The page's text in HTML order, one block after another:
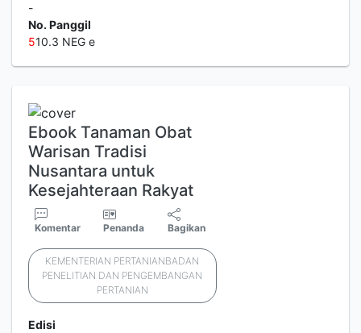
-
No. Panggil
510.3 NEG e
Ebook Tanaman Obat
Warisan Tradisi
Nusantara untuk
Kesejahteraan Rakyat
Komentar Penanda Bagikan
KEMENTERIAN PERTANIANBADAN
PENELITIAN DAN PENGEMBANGAN
PERTANIAN
Edisi